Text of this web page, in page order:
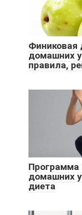
Финиковая
домашних
правила,
Программа
домашних
диета